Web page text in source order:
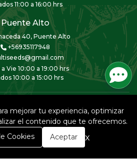
11:00 a 16:00 hrs
Puente Alto
40, Puente Alto
+56935117948
Vie 10:00 a 19:00 hrs
10:00 a 15:00 hrs
© 2026
Creado porBsale
0
mejorar tu experiencia, optimizar
el contenido que te ofrecemos.
Cookies
Aceptar x